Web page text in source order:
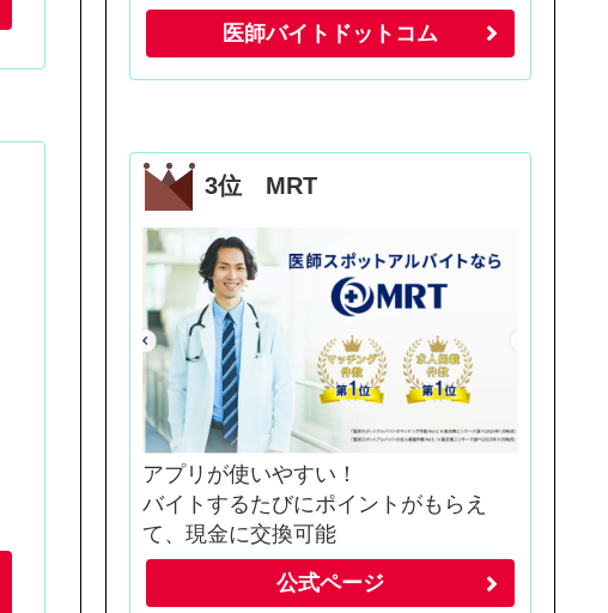
医師バイトドットコム
3位 MRT
アプリが使いやすい！
バイトするたびにポイントがもらえ
て、現金に交換可能
公式ページ